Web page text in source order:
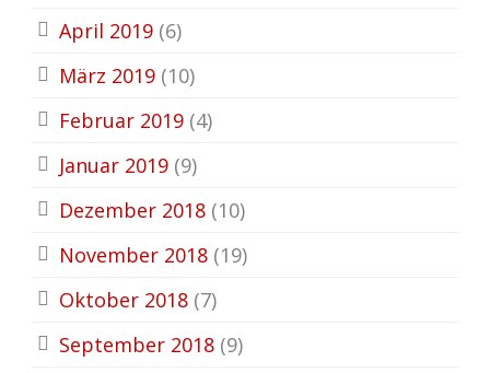
April 2019 (6)
März 2019 (10)
Februar 2019 (4)
Januar 2019 (9)
Dezember 2018 (10)
November 2018 (19)
Oktober 2018 (7)
September 2018 (9)